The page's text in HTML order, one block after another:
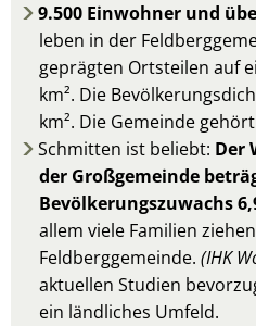
9.500 Einwohner und
leben in der
geprägten Ortsteilen auf
km². Die
km². Die Gemeinde
Schmitten ist beliebt: Der
der Großgemeinde
Bevölkerungszuwachs
allem viele Familien
Feldberggemeinde. (IHK
aktuellen Studien
ein ländliches Umfeld.